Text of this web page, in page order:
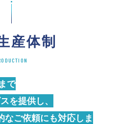
産体制
で
を提供し、
なご依頼にも対応しま